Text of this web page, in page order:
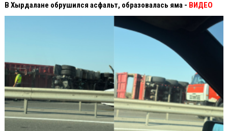
В Хырдалане обрушился асфальт, образовалась яма - ВИДЕО